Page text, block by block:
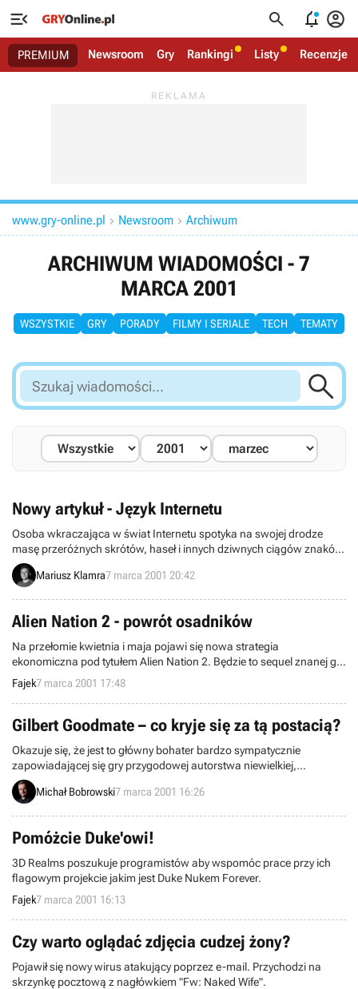
   
PREMIUM Newsroom Gry Rankingi Listy Recenzje
www.gry-online.pl  Newsroom  Archiwum
ARCHIWUM WIADOMOŚCI - 7
MARCA 2001
WSZYSTKIE GRY PORADY FILMY I SERIALE TECH TEMATY
Szukaj
wiadomości...

Nowy artykuł - Język Internetu
Osoba wkraczająca w świat Internetu spotyka na swojej drodze
masę przeróżnych skrótów, haseł i innych dziwnych ciągów znaków.
Jest to specyficzny język użytkowników sieci – język Internetu.
Zarówno ci, którzy go nie znają, jak i ci, którzy biegle się nim
Mariusz Klamra7 marca 2001 20:42
Alien Nation 2 - powrót osadników
Na przełomie kwietnia i maja pojawi się nowa strategia
ekonomiczna pod tytułem Alien Nation 2. Będzie to sequel znanej gry
dość zbliżonej tematycznie do Settlers 4.
Fajek7 marca 2001 17:48
Gilbert Goodmate – co kryje się za tą postacią?
Okazuje się, że jest to główny bohater bardzo sympatycznie
zapowiadającej się gry przygodowej autorstwa niewielkiej,
szwedzkiej firmy Prelusion. Co ważniejsze, w niedalekiej przyszłości
dzięki firmie CODA zlokalizowana wersja tej gry będzie dostępna w
Michał Bobrowski7 marca 2001 16:26
Pomóżcie Duke'owi!
3D Realms poszukuje programistów aby wspomóc prace przy ich
flagowym projekcie jakim jest Duke Nukem Forever.
Fajek7 marca 2001 16:13
Czy warto oglądać zdjęcia cudzej żony?
Pojawił się nowy wirus atakujący poprzez e-mail. Przychodzi na
skrzynkę pocztową z nagłówkiem "Fw: Naked Wife".